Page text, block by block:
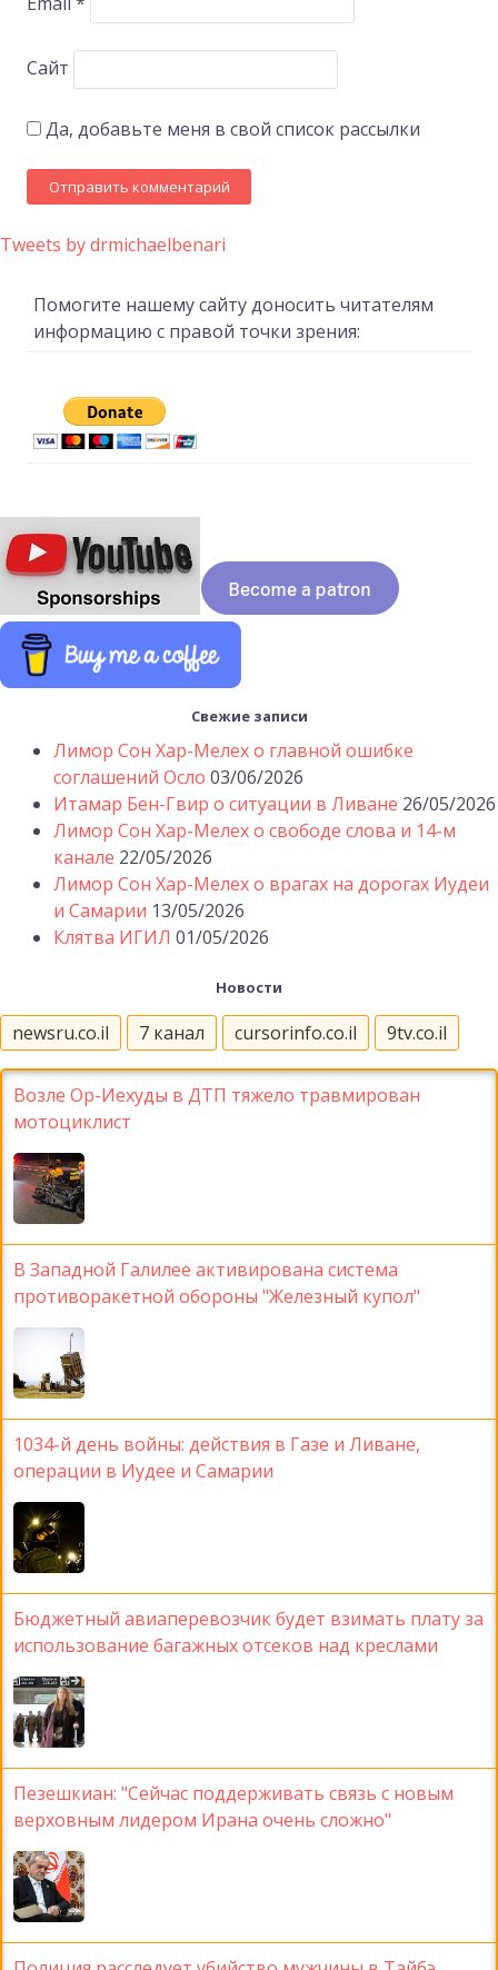
Сайт
Да, добавьте меня в свой список рассылки
Tweets by drmichaelbenari
Помогите нашему сайту доносить читателям
информацию с правой точки зрения:
Свежие записи
Лимор Сон Хар-Мелех о главной ошибке
соглашений Осло 03/06/2026
Итамар Бен-Гвир о ситуации в Ливане 26/05/2026
Лимор Сон Хар-Мелех о свободе слова и 14-м
канале 22/05/2026
Лимор Сон Хар-Мелех о врагах на дорогах Иудеи
и Самарии 13/05/2026
Клятва ИГИЛ 01/05/2026
Новости
newsru.co.il 7 канал cursorinfo.co.il 9tv.co.il
Возле Ор-Иехуды в ДТП тяжело травмирован
мотоциклист
В Западной Галилее активирована система
противоракетной обороны "Железный купол"
1034-й день войны: действия в Газе и Ливане,
операции в Иудее и Самарии
Бюджетный авиаперевозчик будет взимать плату за
использование багажных отсеков над креслами
Пезешкиан: "Сейчас поддерживать связь с новым
верховным лидером Ирана очень сложно"